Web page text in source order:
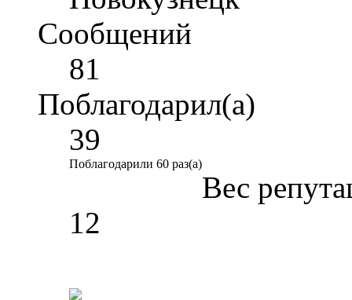
Сообщений
81
Поблагодарил(а)
39
Поблагодарили 60 раз(а)
Вес
12